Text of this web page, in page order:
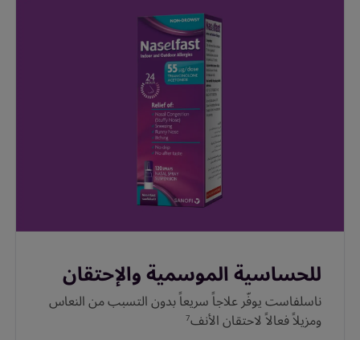
للحساسية الموسمية والإحتقان
ناسلفاست يوفّر علاجاً سريعاً بدون التسبب من النعاس
ومزيلاً فعالاً لاحتقان الأنف7